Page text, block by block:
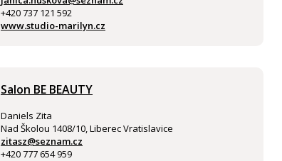
+420 737 121 592
www.studio-marilyn.cz
Salon BE BEAUTY
Daniels Zita
Nad Školou 1408/10, Liberec Vratislavice
zitasz@seznam.cz
+420 777 654 959